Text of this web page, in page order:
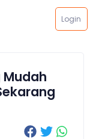
Login